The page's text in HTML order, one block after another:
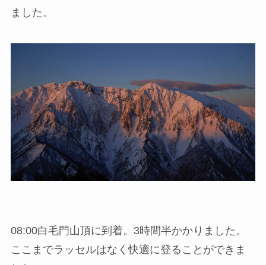
ました。
08:00白毛門山頂に到着。3時間半かかりました。
ここまでラッセルはなく快適に登ることができま